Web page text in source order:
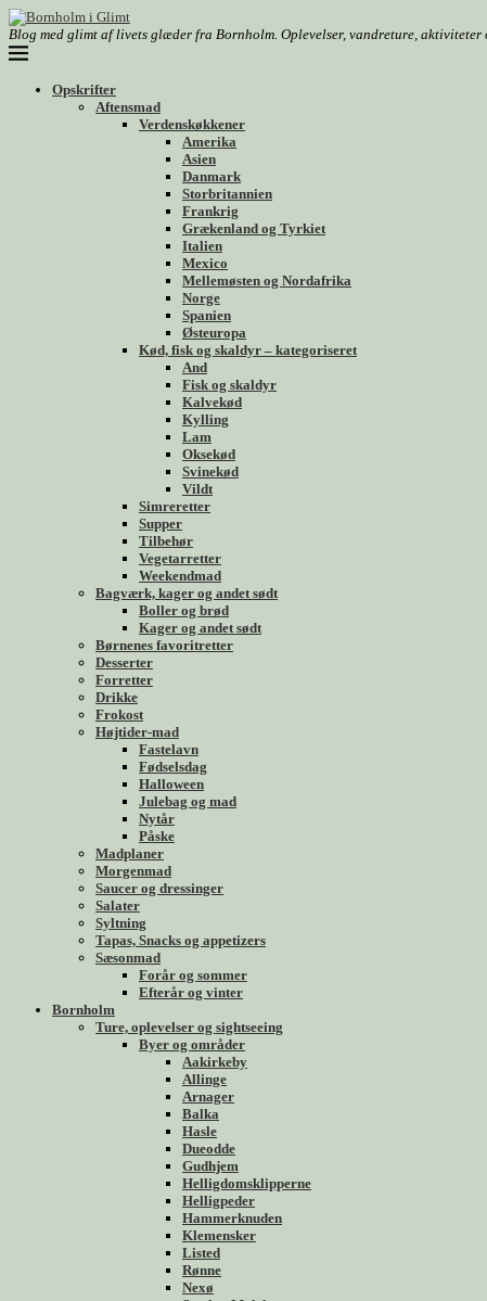
Blog med glimt af livets glæder fra Bornholm. Oplevelser, vandreture, aktiviteter
Opskrifter
Aftensmad
Verdenskøkkener
Amerika
Asien
Danmark
Storbritannien
Frankrig
Grækenland og Tyrkiet
Italien
Mexico
Mellemøsten og Nordafrika
Norge
Spanien
Østeuropa
Kød, fisk og skaldyr – kategoriseret
And
Fisk og skaldyr
Kalvekød
Kylling
Lam
Oksekød
Svinekød
Vildt
Simreretter
Supper
Tilbehør
Vegetarretter
Weekendmad
Bagværk, kager og andet sødt
Boller og brød
Kager og andet sødt
Børnenes favoritretter
Desserter
Forretter
Drikke
Frokost
Højtider-mad
Fastelavn
Fødselsdag
Halloween
Julebag og mad
Nytår
Påske
Madplaner
Morgenmad
Saucer og dressinger
Salater
Syltning
Tapas, Snacks og appetizers
Sæsonmad
Forår og sommer
Efterår og vinter
Bornholm
Ture, oplevelser og sightseeing
Byer og områder
Aakirkeby
Allinge
Arnager
Balka
Hasle
Dueodde
Gudhjem
Helligdomsklipperne
Helligpeder
Hammerknuden
Klemensker
Listed
Rønne
Nexø